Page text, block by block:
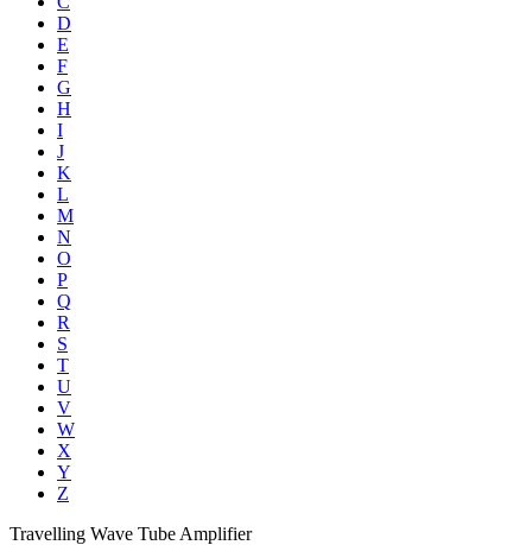
D
E
F
G
H
I
J
K
L
M
N
O
P
Q
R
S
T
U
V
W
X
Y
Z
Travelling Wave Tube Amplifier